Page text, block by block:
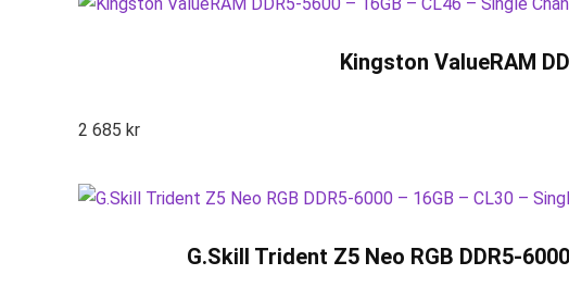
Kingston ValueRAM
2 685 kr
G.Skill Trident Z5 Neo RGB DDR5-